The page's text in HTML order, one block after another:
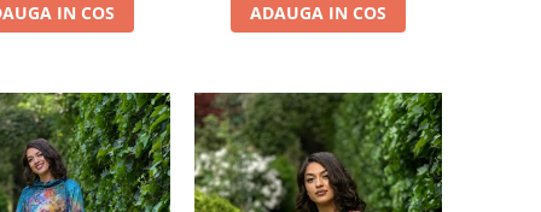
IN COS ADAUGA IN COS